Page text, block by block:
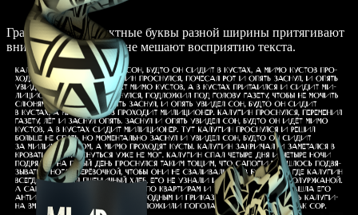
Графичные и эффектные буквы разной ширины притягивают
внимание, но совсем не мешают восприятию текста.